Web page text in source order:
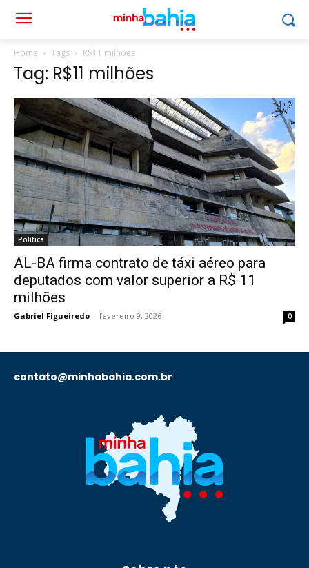
Home Tags R$11 milhões
Tag: R$11 milhões
Política
AL-BA firma contrato de táxi aéreo para
deputados com valor superior a R$ 11
milhões
Gabriel Figueiredo - fevereiro 9, 2026 0
contato@minhabahia.com.br